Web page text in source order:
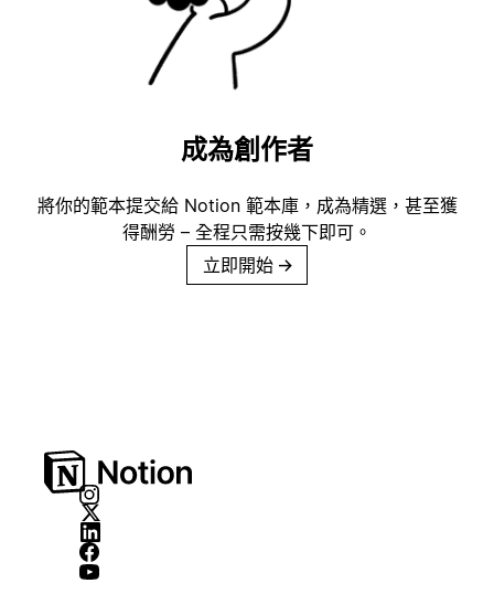
成為創作者
將你的範本提交給 Notion 範本庫，成為精選，甚至獲
得酬勞 – 全程只需按幾下即可。
立即開始 →